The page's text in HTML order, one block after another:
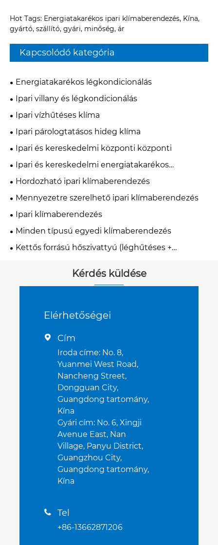
Hot Tags: Energiatakarékos ipari klímaberendezés, Kína,
gyártó, szállító, gyári, minőség, ár
Kapcsolódó kategória
Energiatakarékos légkondicionálás
Ipari villany és légkondicionálás
Ipari vízhűtéses klíma
Ipari párologtatásos hideg klíma
Ipari és kereskedelmi központi központi
Ipari és kereskedelmi energiatakarékos
klímaberendezés
Hordozható ipari klímaberendezés
Mennyezetre szerelhető ipari klímaberendezés
Ipari klímaberendezés
Minden típusú egyedi klímaberendezés
Kettős forrású hőszivattyú (léghűtéses +
Kérdés küldése
Elérhetőségei
 Cím
Iroda címe: No. 8,
Yuanmei West Road,
Nancheng Street,
Dongguan City,
Guangdong tartomány,
Kína
Gyári cím: No. 6, Xingji
Avenue East, Nan
Village, Panyu District,
Guangzhou City,
Guangdong tartomány,
Kína
 Tel
+86-13662871206